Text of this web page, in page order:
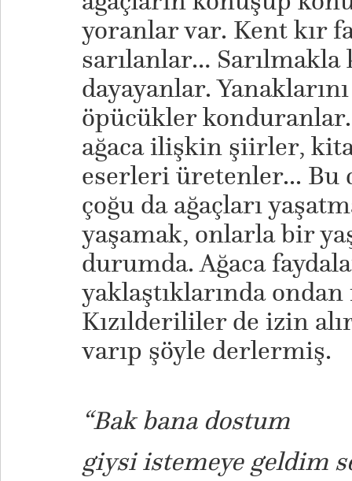
yoranlar var. Kent kır
sarılanlar… Sarılmakla
dayayanlar.
öpücükler
ağaca ilişkin şiirler,
eserleri üretenler... Bu
çoğu da ağaçları
yaşamak, onlarla bir
durumda. Ağaca
yaklaştıklarında
Kızılderililer de izin
varıp şöyle derlermiş.
“Bak bana dostum
giysi istemeye geldim